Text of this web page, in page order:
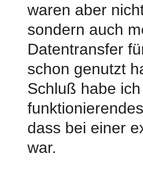
waren aber
sondern auch
Datentransfer
schon genutzt
Schluß habe
dass bei einer
war.